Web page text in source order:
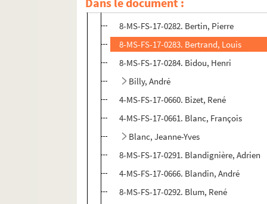
4-MS-FS-17-0644. René Berthier.
8-MS-FS-17-0282. Bertin, Pierre
8-MS-FS-17-0283. Bertrand, Louis
8-MS-FS-17-0284. Bidou, Henri
Billy, André
4-MS-FS-17-0660. Bizet, René
4-MS-FS-17-0661. Blanc, François
Blanc, Jeanne-Yves
8-MS-FS-17-0291. Blandignière, Adrien
4-MS-FS-17-0666. Blandin, André
8-MS-FS-17-0292. Blum, René